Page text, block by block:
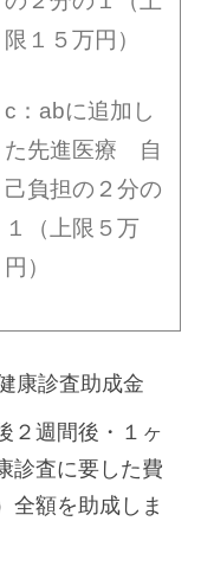
限１５万円）
c：abに追加し
た先進医療 自
己負担の２分の
１（上限５万
円）
康診査助成金
２週間後・１ヶ
診査に要した費
全額を助成しま